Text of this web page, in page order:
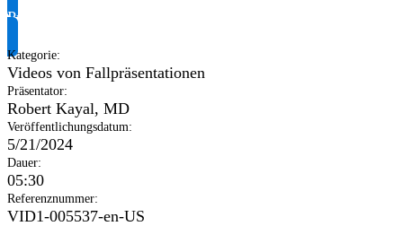
Produktinformationen anfragen
Kategorie:
Videos von Fallpräsentationen
Präsentator:
Robert Kayal, MD
Veröffentlichungsdatum:
5/21/2024
Dauer:
05:30
Referenznummer:
VID1-005537-en-US